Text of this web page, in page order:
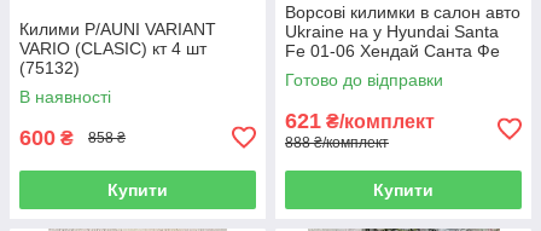
Килими P/AUNI VARIANT
VARIO (CLASIC) кт 4 шт
(75132)
В наявності
600 ₴ 858 ₴
Купити
Ворсові килимки в салон авто
Ukraine на у Hyundai Santa
Fe 01-06 Хендай Санта Фе
сірі
Готово до відправки
621 ₴/комплект
888 ₴/комплект
Купити